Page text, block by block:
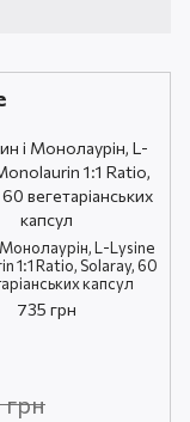
Монолаурін, L-Lysine
1:1 Ratio, Solaray, 60
капсул
735 грн
грн